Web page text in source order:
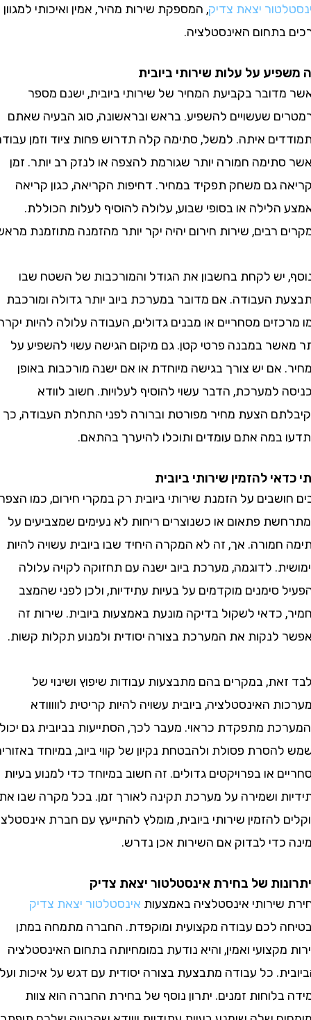
יצאת צדיק , המספקת שירות מהיר, אמין ואיכותי למגוון
האינסטלציה.
על עלות שירותי ביובית
בקביעת המחיר של שירותי ביובית, ישנם מספר
שעשויים להשפיע. בראש ובראשונה, סוג הבעיה שאתם
איתה. למשל, סתימה קלה תדרוש פחות ציוד וזמן עבודה
חמורה יותר שגורמת להצפה או לנזק רב יותר. זמן
גם משחק תפקיד במחיר. דחיפות הקריאה, כגון קריאה
או בסופי שבוע, עלולה להוסיף לעלות הכוללת.
רבים, שירות חירום יהיה יקר יותר מהזמנה מתוזמנת מראש.
יש לקחת בחשבון את הגודל והמורכבות של השטח שבו
העבודה. אם מדובר במערכת ביוב יותר גדולה ומורכבת
מסחריים או מבנים גדולים, העבודה עלולה להיות יקרה
במבנה פרטי קטן. גם מיקום הגישה עשוי להשפיע על
אם יש צורך בגישה מיוחדת או אם ישנה מורכבות באופן
למערכת, הדבר עשוי להוסיף לעלויות. חשוב לוודא
הצעת מחיר מפורטת וברורה לפני התחלת העבודה, כך
אתם עומדים ותוכלו להיערך בהתאם.
להזמין שירותי ביובית
על הזמנת שירותי ביובית רק במקרי חירום, כמו הצפה
פתאום או כשנוצרים ריחות לא נעימים שמצביעים על
אך, זה לא המקרה היחיד שבו ביובית עשויה להיות
לדוגמה, מערכת ביוב ישנה עם תחזוקה לקויה עלולה
סימנים מוקדמים על בעיות עתידיות, ולכן לפני שהמצב
כדאי לשקול בדיקה מונעת באמצעות ביובית. שירות זה
את המערכת בצורה יסודית ולמנוע תקלות קשות.
במקרים בהם מתבצעות עבודות שיפוץ ושינוי של
האינסטלציה, ביובית עשויה להיות קריטית לווווודא
מתפקדת כראוי. מעבר לכך, הסתייעות בביובית גם יכולה
פסולת ולהבטחת נקיון של קווי ביוב, במיוחד באזורים
או בפרויקטים גדולים. זה חשוב במיוחד כדי למנוע בעיות
ושמירה על מערכת תקינה לאורך זמן. בכל מקרה שבו אתם
להזמין שירותי ביובית, מומלץ להתייעץ עם חברת אינסטלציה
לבדוק אם השירות אכן נדרש.
של בחירת אינסטלטור יצאת צדיק
אינסטלציה באמצעותאינסטלטור יצאת צדיק
לכם עבודה מקצועית ומוקפדת. החברה מתמחה במתן
ואמין, והיא נודעת במומחיותה בתחום האינסטלציה
כל עבודה מתבצעת בצורה יסודית עם דגש על איכות ועל
זמנים. יתרון נוסף של בחירת החברה הוא צוות